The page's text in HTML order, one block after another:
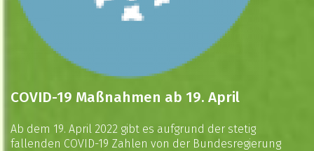
COVID-19 Maßnahmen ab 19. April
Ab dem 19. April 2022 gibt es aufgrund der stetig
fallenden COVID-19 Zahlen von der Bundesregierung